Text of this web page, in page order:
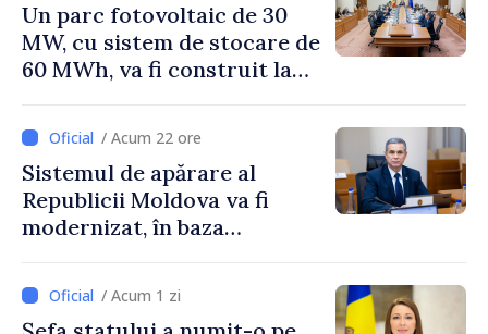
Un parc fotovoltaic de 30
MW, cu sistem de stocare de
60 MWh, va fi construit la
/ Acum 22 ore
Sistemul de apărare al
Republicii Moldova va fi
modernizat, în baza
implementare a Strategiei
Naționale de Apărare
/ Acum 1 zi